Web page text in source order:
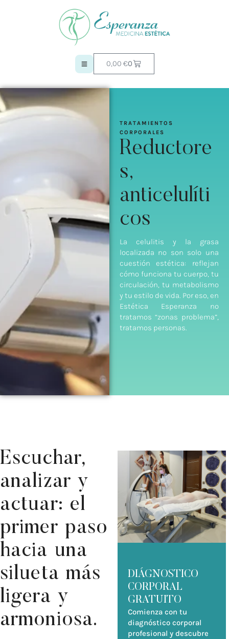
0,00 €0
TRATAMIENTOS
CORPORALES
Reductore
s,
anticelulíti
cos
La celulitis y la grasa
localizada no son solo una
cuestión estética: reflejan
cómo funciona tu cuerpo, tu
circulación, tu metabolismo
y tu estilo de vida. Por eso, en
Estética Esperanza no
tratamos “zonas problema”,
tratamos personas.
Escuchar,
analizar y
actuar: el
primer paso
hacia una
silueta más
ligera y
armoniosa.
DIÁGNOSTICO
CORPORAL
GRATUITO
Comienza con tu
diagnóstico corporal
profesional y descubre